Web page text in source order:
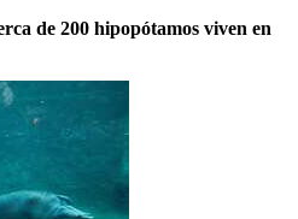
de 200 hipopótamos viven en